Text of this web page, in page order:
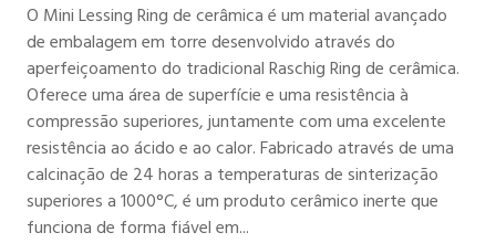
O Mini Lessing Ring de cerâmica é um material avançado
de embalagem em torre desenvolvido através do
aperfeiçoamento do tradicional Raschig Ring de cerâmica.
Oferece uma área de superfície e uma resistência à
compressão superiores, juntamente com uma excelente
resistência ao ácido e ao calor. Fabricado através de uma
calcinação de 24 horas a temperaturas de sinterização
superiores a 1000°C, é um produto cerâmico inerte que
funciona de forma fiável em...